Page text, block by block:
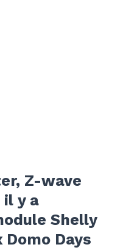
Z-wave
il y a
Shelly
Days